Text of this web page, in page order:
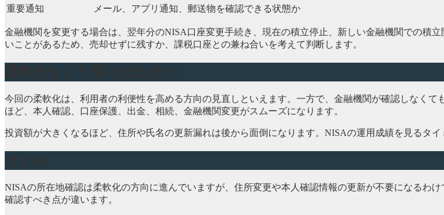
重要通知
メール、アプリ通知、郵送物を確認できる状態か
金融機関を変更する場合は、翌年分のNISA口座変更手続き、現在の積立停止、新しい金融機関での積
いことがあるため、売却せずに残すか、課税口座との兼ね合いを考えて判断します。
今回の柔軟化は、利用者の利便性を高める方向の見直しといえます。一方で、金融機関が確認しなく
ほど、本人確認、口座保護、出金、相続、金融機関変更がスムーズになります。
投資額が大きくなるほど、住所や氏名の更新漏れは後から面倒になります。NISAの運用成績を見るタ
NISAの所在地確認は柔軟化の方向に進んでいますが、住所変更や本人確認情報の更新が不要になるわ
確認すべき点が違います。